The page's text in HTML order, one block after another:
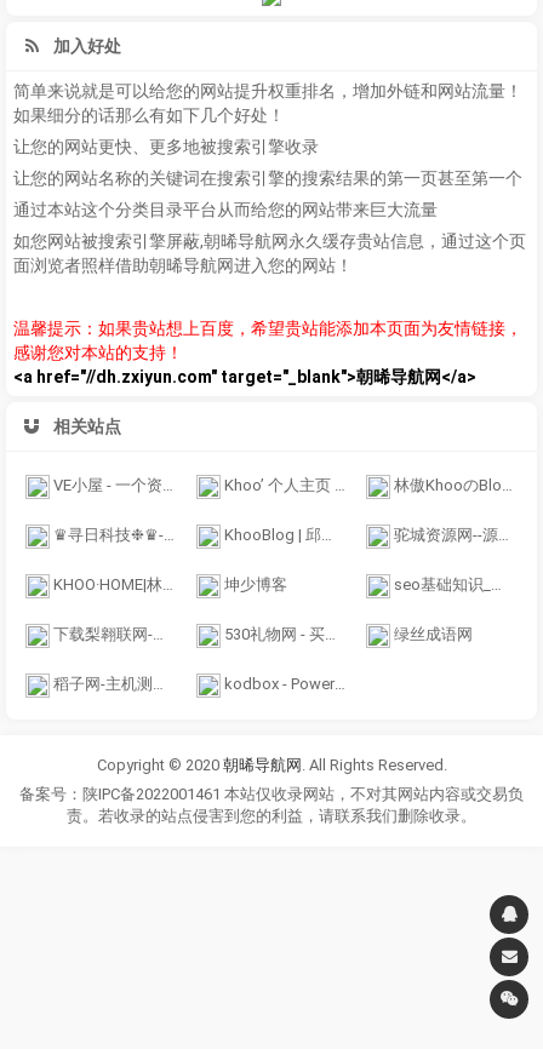
加入好处
简单来说就是可以给您的网站提升权重排名，增加外链和网站流量！
如果细分的话那么有如下几个好处！
让您的网站更快、更多地被搜索引擎收录
让您的网站名称的关键词在搜索引擎的搜索结果的第一页甚至第一个
通过本站这个分类目录平台从而给您的网站带来巨大流量
如您网站被搜索引擎屏蔽,朝晞导航网永久缓存贵站信息，通过这个页
面浏览者照样借助朝晞导航网进入您的网站！
温馨提示：如果贵站想上百度，希望贵站能添加本页面为友情链接，
感谢您对本站的支持！
<a href="//dh.zxiyun.com" target="_blank">朝晞导航网</a>
相关站点
VE小屋 - 一个资源网 Khoo’ 个人主页 | 愿望交给锦鲤、你只管努力; www.khoo.top 林傲KhooのBlog | 个人博客主页’分享每日有趣的事情’分享网络心德~
♛寻日科技❉♛-专注内容分享！ KhooBlog | 邱先森的博客网：Blog.Khoo.top 驼城资源网--源码资源网-全网最大资源分享网
KHOO·HOME|林傲个人主页“愿望交给锦鲤，你只管努力！”邱先森个人日常生活分享！ 坤少博客 seo基础知识_新手零基础学会网站SEO排名优化_百度云入门视频教程_梵吉seo
下载梨翱联网-优质且充满趣味的知识交流平台 530礼物网 - 买礼物送礼物推荐网站！ 绿丝成语网
稻子网-主机测评_免费虚拟主机_免费云服务器_免费cdn_免费vps kodbox - Powered by kodbox
Copyright © 2020 朝晞导航网 . All Rights Reserved.
备案号：陕IPC备2022001461 本站仅收录网站，不对其网站内容或交易负
责。若收录的站点侵害到您的利益，请联系我们删除收录。